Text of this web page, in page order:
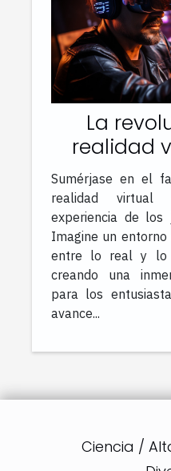
La
realidad
juegos
Sumérjase en el
realidad virtual
experiencia de los
Imagine un
entre lo real y lo
creando una
para los
avance...
Ciencia /